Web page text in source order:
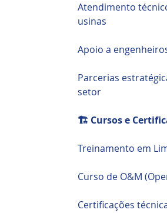
Atendimento
usinas
Apoio a
Parcerias
setor
🏗️ Cursos e
Treinamento em
Curso de O&M
Certificações